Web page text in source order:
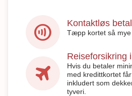
contactless Kontaktløs
Tæpp kortet så
travel
Reiseforsikring
Hvis du betaler
med kredittkortet
inkludert som
tyveri.